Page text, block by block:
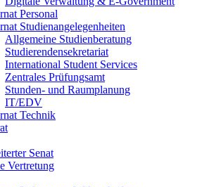
Personal
Studienangelegenheiten
Allgemeine Studienberatung
Studierendensekretariat
International Student Services
Zentrales Prüfungsamt
Stunden- und Raumplanung
IT/EDV
Technik
Senat
Vertretung